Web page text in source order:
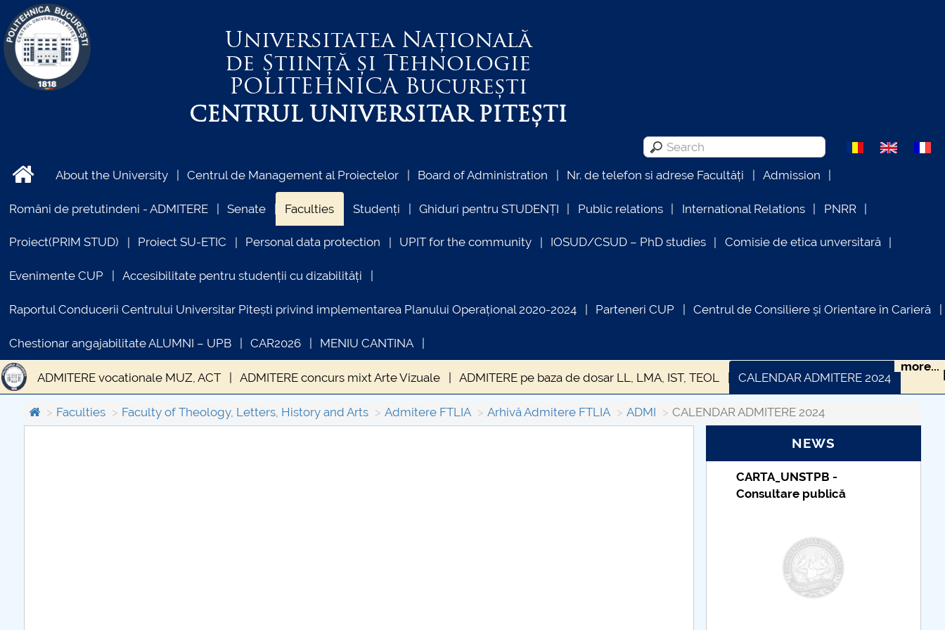
Universitatea Națională
de Știință și Tehnologie
POLITEHNICABucurești
CENTRUL UNIVERSITAR PITEȘTI
About the University Centrul de Management al Proiectelor Board of Administration Nr. de telefon si adrese Facultăți Admission
Români de pretutindeni - ADMITERE Senate Faculties Studenți Ghiduri pentru STUDENȚI Public relations International Relations PNRR
Proiect(PRIM STUD) Proiect SU-ETIC Personal data protection UPIT for the community IOSUD/CSUD – PhD studies Comisie de etica unversitară
Evenimente CUP Accesibilitate pentru studenții cu dizabilități
Raportul Conducerii Centrului Universitar Pitești privind implementarea Planului Operațional 2020-2024 Parteneri CUP Centrul de Consiliere și Orientare în Carieră
Chestionar angajabilitate ALUMNI – UPB CAR2026 MENIU CANTINA
ADMITERE vocationale MUZ, ACT ADMITERE concurs mixt Arte Vizuale ADMITERE pe baza de dosar LL, LMA, IST, TEOL CALENDAR ADMITERE 2024
ADMITERE LICENȚĂ SESIUNEA II Admitere masterat SESIUNI ADMITERE Admitere faza II LOCURI SUBVENȚIONATE Taxe școșarizare
more...
Faculties Faculty of Theology, Letters, History and Arts Admitere FTLIA Arhivă Admitere FTLIA ADMI CALENDAR ADMITERE 2024
NEWS
CARTA_UNSTPB -
Consultare publică